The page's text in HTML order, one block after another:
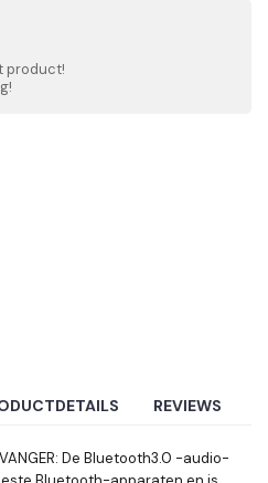
product!
REVIEWS
: De Bluetooth3.0 -audio-